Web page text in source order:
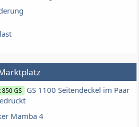
850 GS
GS 1100 Seitendeckel im Paar
Mamba 4